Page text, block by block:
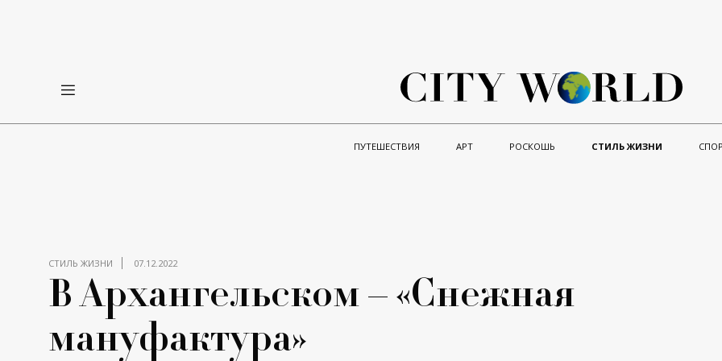
ПУТЕШЕСТВИЯ АРТ РОСКОШЬ СТИЛЬ ЖИЗНИ
СТИЛЬ ЖИЗНИ 07.12.2022
В Архангельском – «Снежная
мануфактура»